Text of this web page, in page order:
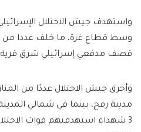
وسط قطاع غزة، ما خلف عددا من
قصف مدفعي إسرائيلي شرق
وأحرق جيش الاحتلال عددًا من
مدينة رفح، بينما في شمالي
3 شهداء استهدفتهم قوات